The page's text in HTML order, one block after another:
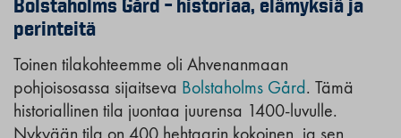
perinteitä
Toinen tilakohteemme oli Ahvenanmaan
pohjoisosassa sijaitseva Bolstaholms Gård . Tämä
historiallinen tila juontaa juurensa 1400-luvulle.